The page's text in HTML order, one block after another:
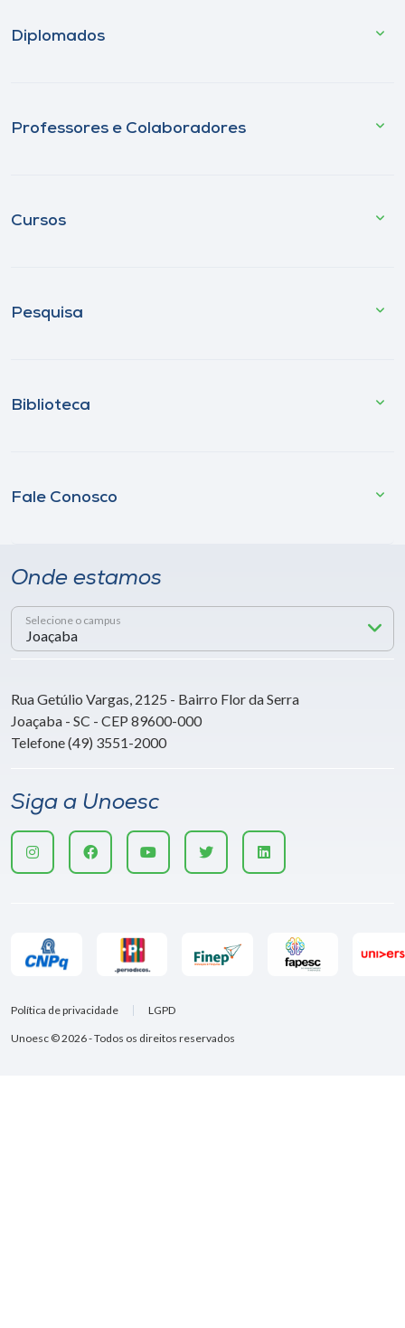
Diplomados
Professores e Colaboradores
Cursos
Pesquisa
Biblioteca
Fale Conosco
Onde estamos
Selecione o campus
Rua Getúlio Vargas, 2125 - Bairro Flor da Serra
Joaçaba - SC - CEP 89600-000
Telefone (49) 3551-2000
Siga a Unoesc
Unoesc © 2026 - Todos os direitos reservados
Política de privacidade LGPD